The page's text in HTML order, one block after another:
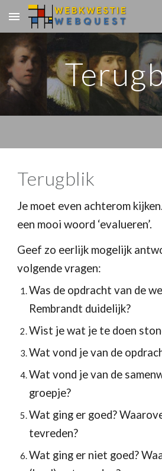
Skip to main content
Terugblik
Je moet even achterom
een mooi woord ‘evalueren’.
Geef zo eerlijk mogelijk
volgende vragen:
Was de opdracht van de
Rembrandt duidelijk?
Wist je wat je te doen
Wat vond je van de
Wat vond je van de
groepje?
Wat ging er goed?
tevreden?
Wat ging er niet goed?